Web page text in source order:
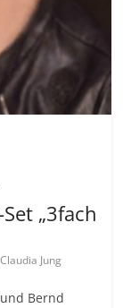
„3fach
Claudia Jung
Bernd